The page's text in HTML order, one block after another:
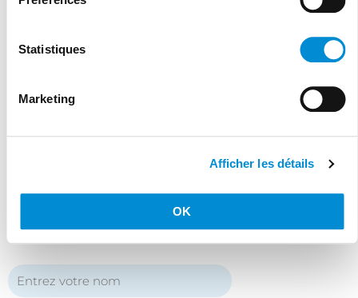
Statistiques
Marketing
Afficher les détails
OK
Tel:02/486.01.10
Newsletter
Inscrivez-vous à notre newsletter pour